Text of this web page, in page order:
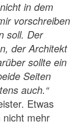
in dem
vorschreiben
soll. Der
der Architekt
sollte ein
Seiten
auch.“
Etwas
nicht mehr